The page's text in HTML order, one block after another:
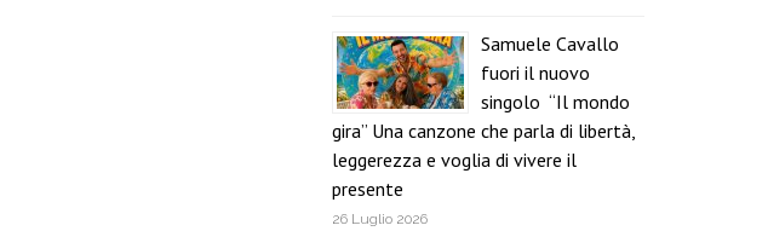
Samuele Cavallo
fuori il nuovo
singolo “Il mondo
gira” Una canzone che parla di libertà,
leggerezza e voglia di vivere il
presente
26 Luglio 2026